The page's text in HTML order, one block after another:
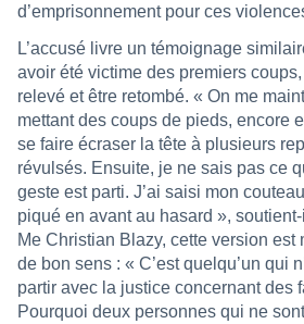
d’emprisonnement pour ces
L’accusé livre un témoignage
avoir été victime des premiers coups,
relevé et être retombé. « On me
mettant des coups de pieds, encore
se faire écraser la tête à plusieurs
révulsés. Ensuite, je ne sais pas ce
geste est parti. J’ai saisi mon
piqué en avant au hasard »,
Me Christian Blazy, cette version est
de bon sens : « C’est quelqu’un qui
partir avec la justice concernant des
Pourquoi deux personnes qui ne